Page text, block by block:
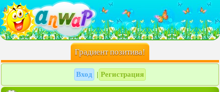
Градиент позитива!
Вход Регистрация